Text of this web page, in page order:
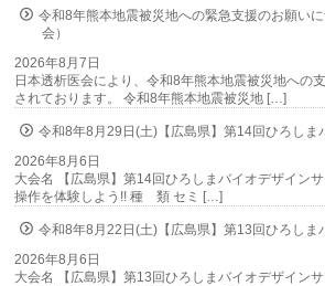
令和8年熊本地震被災地への緊急支援のお願い
会）
2026年8月7日
日本透析医会により、令和8年熊本地震被災地への
されております。 令和8年熊本地震被災地 […]
令和8年8月29日(土)【広島県】第14回ひろしま
2026年8月6日
大会名 【広島県】第14回ひろしまバイオデザイン
操作を体験しよう!! 種 類 セミ […]
令和8年8月22日(土)【広島県】第13回ひろしま
2026年8月6日
大会名 【広島県】第13回ひろしまバイオデザイン